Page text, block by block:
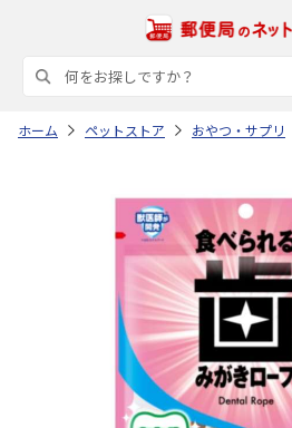
ホーム ペットストア おやつ・サプリ